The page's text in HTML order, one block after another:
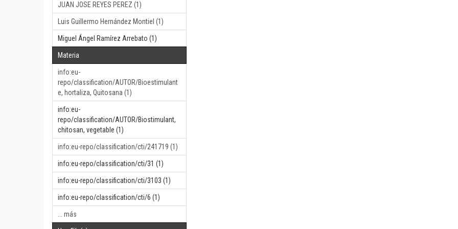
JUAN JOSE REYES PEREZ (1)
Luis Guillermo Hernández Montiel (1)
Miguel Ángel Ramírez Arrebato (1)
Materia
info:eu-
repo/classification/AUTOR/Bioestimulant
e, hortaliza, Quitosana (1)
info:eu-
repo/classification/AUTOR/Biostimulant,
chitosan, vegetable (1)
info:eu-repo/classification/cti/241719 (1)
info:eu-repo/classification/cti/31 (1)
info:eu-repo/classification/cti/3103 (1)
info:eu-repo/classification/cti/6 (1)
... más